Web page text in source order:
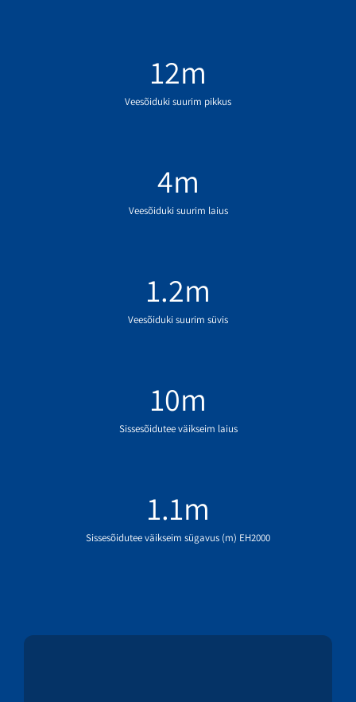
12m
Veesõiduki suurim pikkus
4m
Veesõiduki suurim laius
1.2m
Veesõiduki suurim süvis
10m
Sissesõidutee väikseim laius
1.1m
Sissesõidutee väikseim sügavus (m) EH2000